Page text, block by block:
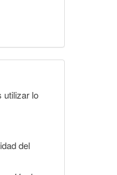
utilizar lo
del